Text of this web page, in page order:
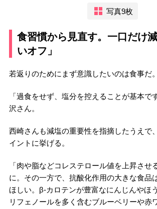
写真9枚
食習慣から見直す。一口だけ
いオフ」
若返りのためにまず意識したいのは食事だ。
「過食をせず、塩分を控えることが基本で
沢さん。
西崎さんも減塩の重要性を指摘したうえで
イントに挙げる。
「肉や脂などコレステロール値を上昇させ
に。その一方で、抗酸化作用の大きな食品
ほしい。β-カロテンが豊富なにんじんやほ
リフェノールを多く含むブルーベリーや赤